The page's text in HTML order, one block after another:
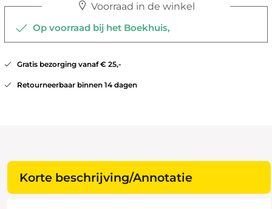
Voorraad in de winkel
Op voorraad bij het Boekhuis,
Gratis bezorging vanaf € 25,-
Retourneerbaar binnen 14 dagen
Korte beschrijving/Annotatie